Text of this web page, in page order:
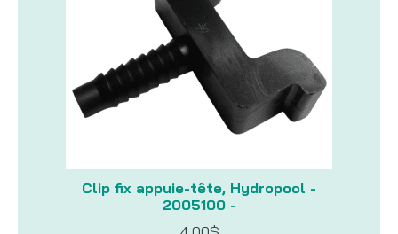
Clip fix appuie-tête, Hydropool -
2005100 -